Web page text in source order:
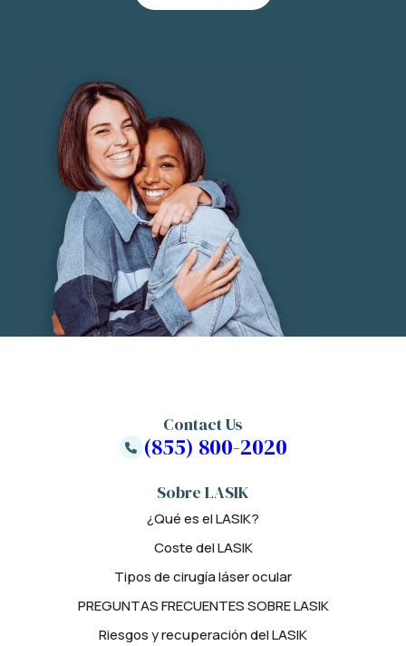
Sobre LASIK
¿Qué es el LASIK?
Coste del LASIK
Tipos de cirugía láser ocular
PREGUNTAS FRECUENTES SOBRE LASIK
Riesgos y recuperación del LASIK
Contact Us
(855) 800-2020